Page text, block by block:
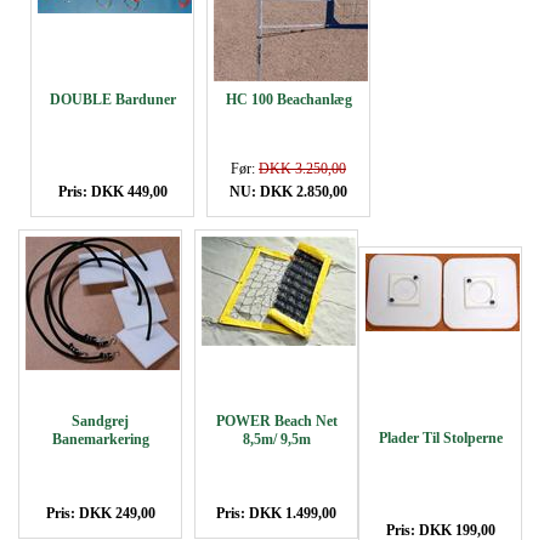
DOUBLE Barduner
Pris: DKK 449,00
HC 100 Beachanlæg
Før: DKK 3.250,00
NU: DKK 2.850,00
Sandgrej
Banemarkering
Pris: DKK 249,00
POWER Beach Net
8,5m/ 9,5m
Pris: DKK 1.499,00
Plader Til Stolperne
Pris: DKK 199,00